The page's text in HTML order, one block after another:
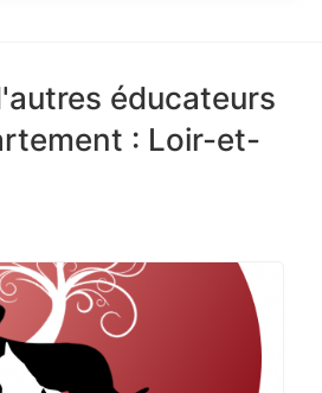
éducateurs
: Loir-et-